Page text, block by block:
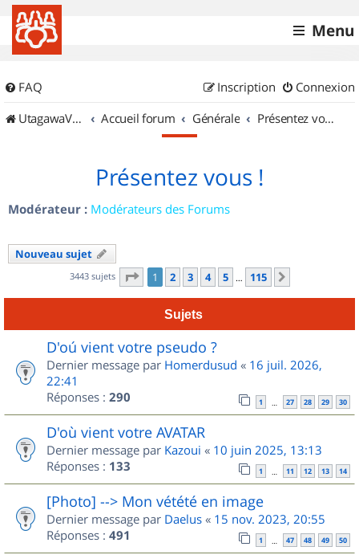
Menu
FAQ Connexion
Inscription
UtagawaVTT (Randos VTT et VTTAE avec traces GPS)
Accueil forum Générale Présentez vous !
Présentez vous !
Modérateur : Modérateurs des Forums
Nouveau sujet
3443 sujets Page 1sur 115
1 2 3 4 5 … 115
Sujets
D'oú vient votre pseudo ?
Dernier message par Homerdusud « 16 juil. 2026,
22:41
Réponses : 290 1 … 27 28 29 30
D'où vient votre AVATAR
Dernier message par Kazoui « 10 juin 2025, 13:13
Réponses : 133 1 … 11 12 13 14
[Photo] --> Mon vétété en image
Dernier message par Daelus « 15 nov. 2023, 20:55
Réponses : 491 1 … 47 48 49 50